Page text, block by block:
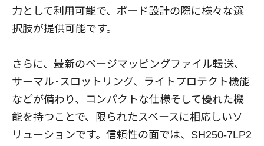
力として利用可能で、ボード設計の際に様々な選
択肢が提供可能です。
さらに、最新のページマッピングファイル転送、
サーマル･スロットリング、ライトプロテクト機能
などが備わり、コンパクトな仕様そして優れた機
能を持つことで、限られたスペースに相応しいソ
リューションです。信頼性の面では、SH250-7LP2